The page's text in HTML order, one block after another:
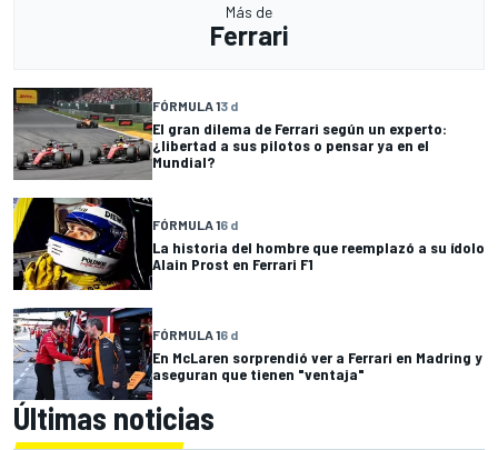
Más de
Ferrari
FÓRMULA 13 d
El gran dilema de Ferrari según un experto:
¿libertad a sus pilotos o pensar ya en el
Mundial?
FÓRMULA 16 d
La historia del hombre que reemplazó a su ídolo
Alain Prost en Ferrari F1
FÓRMULA 16 d
En McLaren sorprendió ver a Ferrari en Madring y
aseguran que tienen "ventaja"
Últimas noticias